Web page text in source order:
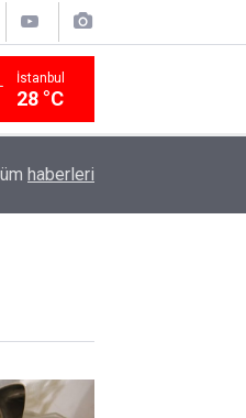
İstanbul
28 °C
haberleri